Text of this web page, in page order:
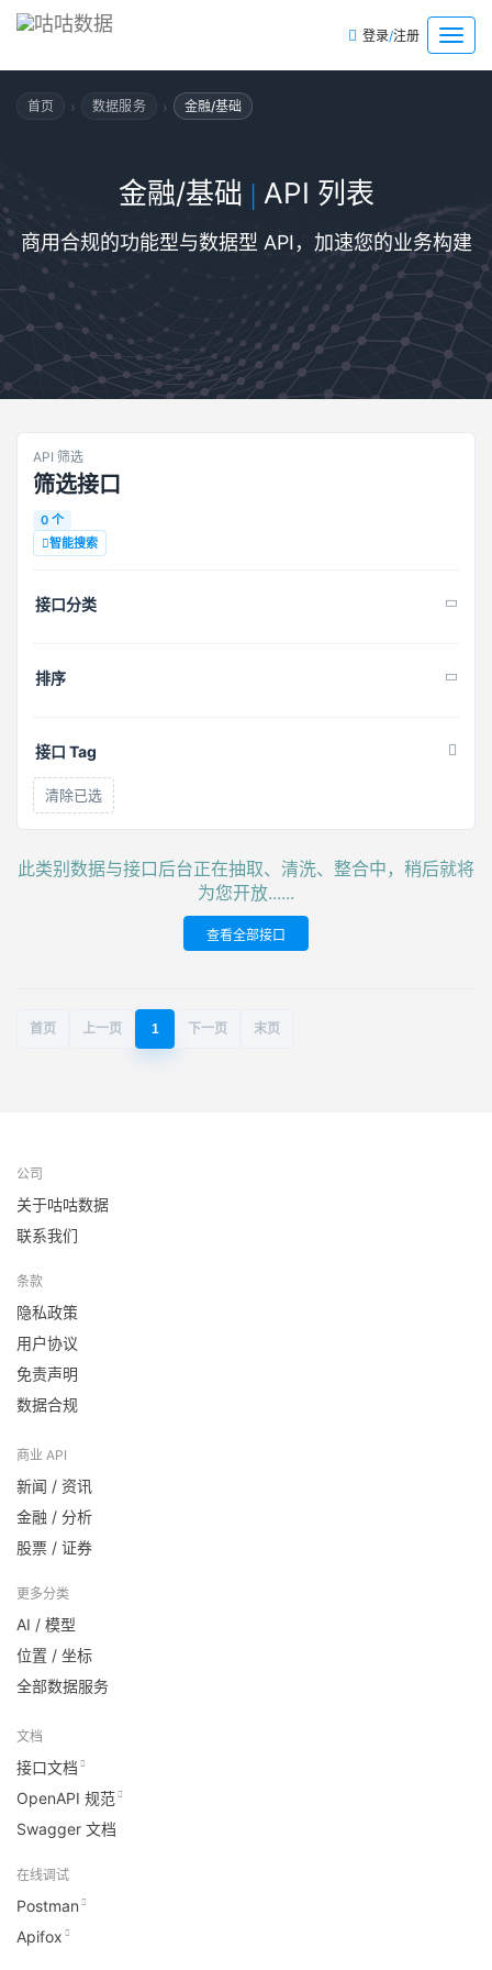
菜
单
登录/注册
首页 › 数据服务 › 金融/基础
金融/基础 | API 列表
商用合规的功能型与数据型 API，加速您的业务构建
API 筛选
筛选接口
0 个
智能搜索
接口分类
排序
接口 Tag
清除已选
此类别数据与接口后台正在抽取、清洗、整合中，稍后就将
为您开放......
查看全部接口
首页 上一页 1 下一页 末页
公司
关于咕咕数据
联系我们
条款
隐私政策
用户协议
免责声明
数据合规
商业 API
新闻 / 资讯
金融 / 分析
股票 / 证券
更多分类
AI / 模型
位置 / 坐标
全部数据服务
文档
接口文档
OpenAPI 规范
Swagger 文档
在线调试
Postman
Apifox